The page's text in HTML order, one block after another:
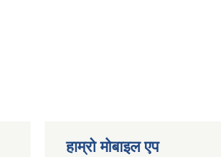
हाम्रो माेबाइल एप